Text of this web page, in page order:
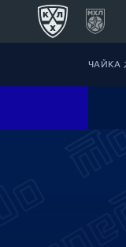
ЧАЙКА